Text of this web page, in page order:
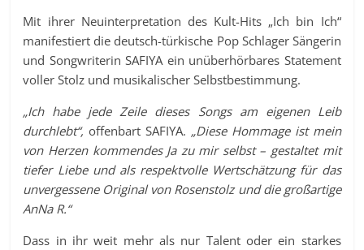
Mit ihrer Neuinterpretation des Kult-Hits „Ich bin Ich“
manifestiert die deutsch-türkische Pop Schlager Sängerin
und Songwriterin SAFIYA ein unüberhörbares Statement
voller Stolz und musikalischer Selbstbestimmung.
„Ich habe jede Zeile dieses Songs am eigenen Leib
durchlebt“, offenbart SAFIYA. „Diese Hommage ist mein
von Herzen kommendes Ja zu mir selbst – gestaltet mit
tiefer Liebe und als respektvolle Wertschätzung für das
unvergessene Original von Rosenstolz und die großartige
AnNa R.“
Dass in ihr weit mehr als nur Talent oder ein starkes